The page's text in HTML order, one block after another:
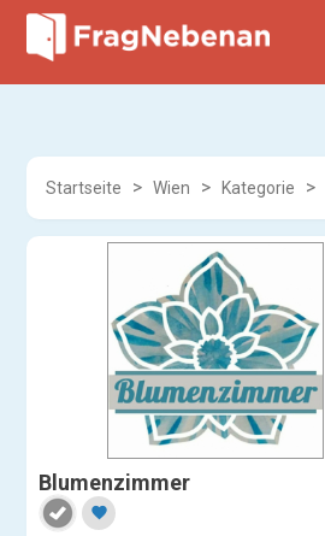
Startseite Wien Kategorie
Blumenzimmer
favorite